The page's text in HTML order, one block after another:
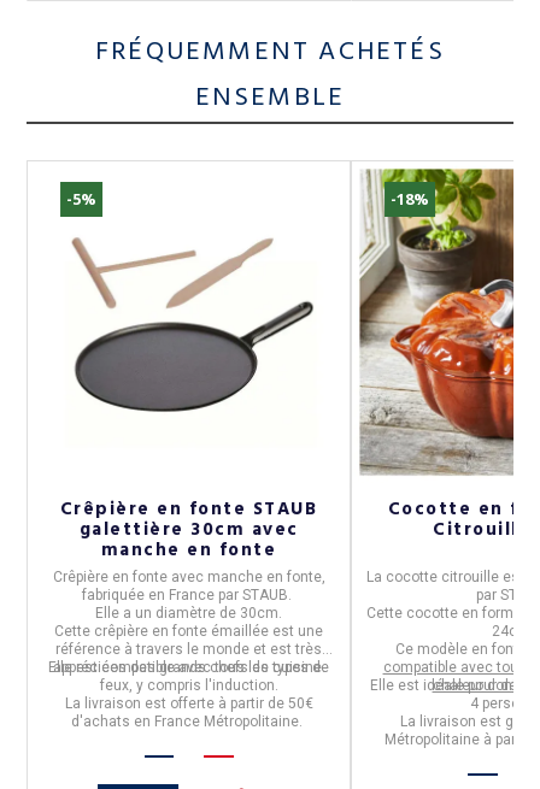
FRÉQUEMMENT ACHETÉS
ENSEMBLE
-5%
Crêpière en fonte STAUB
galettière 30cm avec
manche en fonte
Crêpière en fonte avec manche en fonte,
fabriquée en France parSTAUB
Elle a un diamètre de 30cm
Cette crêpière en fonte émaillée est une
référence à travers le monde et est très
appréciées des grands chefs de cuisine.
Elle estcompatible avec tous les types de
feux, y compris l'induction
La livraison est offerte à partir de 50€
d'achats en France Métropolitaine.
-18%
Cocotte en
Citrouille
La cocotte citrouille est
par
Cette cocotte en forme
24cm.
Ce modèle en fonte
compatible avec
chaleur dont
Elle est idéale pour des
4
La livraison est
Métropolitaine à partir